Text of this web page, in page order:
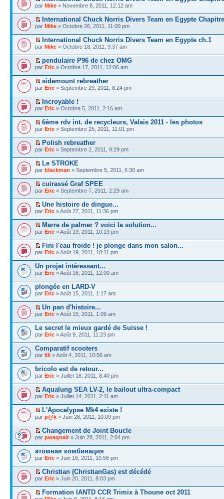
par Mike » Novembre 8, 2011, 12:12 am
International Chuck Norris Divers Team en Egypte
par Mike » Octobre 26, 2011, 11:00 pm
International Chuck Norris Divers Team en Egypte ch.1
par Mike » Octobre 18, 2011, 9:37 am
pendulaire P96 de chez OMG
par Eric » Octobre 17, 2011, 12:06 am
sidemount rebreather
par Eric » Septembre 29, 2011, 8:24 pm
Incroyable !
par Eric » Octobre 5, 2011, 2:16 am
6ème rdv int. de recycleurs, Valais 2011 - les photos
par Eric » Septembre 25, 2011, 11:01 pm
Polish rebreather
par Eric » Septembre 2, 2011, 9:29 pm
Le STROKE
par blackman » Septembre 5, 2011, 6:30 am
cuirassé Graf SPEE
par Eric » Septembre 7, 2011, 2:29 am
Une histoire de dingue...
par Eric » Août 27, 2011, 11:36 pm
Marre de palmer ? voici la solution...
par Eric » Août 19, 2011, 10:13 pm
Fini l'eau froide ! je plonge dans mon salon...
par Eric » Août 19, 2011, 10:11 pm
Un projet intéressant...
par Eric » Août 16, 2011, 12:00 am
plongée en LARD-V
par Eric » Août 15, 2011, 1:17 am
Un pan d'histoire...
par Eric » Août 15, 2011, 1:09 am
Le secret le mieux gardé de Suisse !
par Eric » Août 9, 2011, 11:23 pm
Comparatif scooters
par lili » Août 4, 2011, 10:56 am
bricolo est de retour...
par Eric » Juillet 18, 2011, 8:40 pm
Aqualung SEA LV-2, le bailout ultra-compact
par Eric » Juillet 14, 2011, 2:11 am
L'Apocalypse Mk4 existe !
par p@k » Juin 28, 2011, 10:09 pm
Changement de Joint Boucle
par pwagnair» Juin 28, 2011, 2:04 pm
атомная комбинация
par Eric » Juin 16, 2011, 10:56 pm
Christian (ChristianGas) est décédé
par Eric » Juin 20, 2011, 8:03 pm
Formation IANTD CCR Trimix à Thoune oct 2011